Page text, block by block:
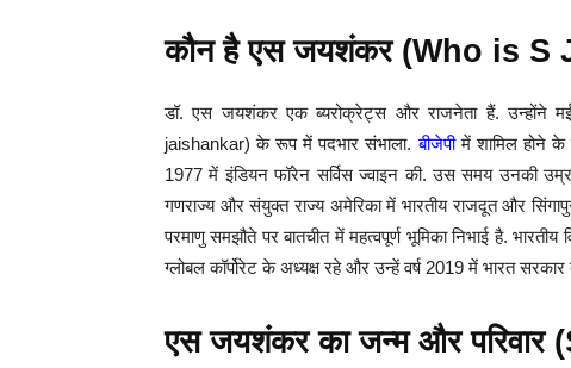
कौन है एस जयशंकर (Who is S
डॉ. एस जयशंकर एक ब्यरोक्रेट्स और राजनेता हैं. उन्होंने
jaishankar) के रूप में पदभार संभाला.बीजेपी में शामिल होने
1977 में इंडियन फॉरेन सर्विस ज्वाइन की. उस समय उनकी
गणराज्य और संयुक्त राज्य अमेरिका में भारतीय राजदूत और
परमाणु समझौते पर बातचीत में महत्वपूर्ण भूमिका निभाई है.
ग्लोबल कॉर्पोरेट के अध्यक्ष रहे और उन्हें वर्ष 2019 में भारत सरकार
एस जयशंकर का जन्म और